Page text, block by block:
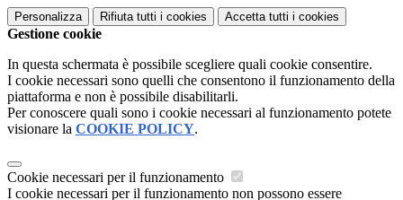
Personalizza Rifiuta tutti i cookies Accetta tutti i cookies
Gestione cookie
In questa schermata è possibile scegliere quali cookie consentire.
I cookie necessari sono quelli che consentono il funzionamento della
piattaforma e non è possibile disabilitarli.
Per conoscere quali sono i cookie necessari al funzionamento potete
visionare la COOKIE POLICY.
Cookie necessari per il funzionamento
I cookie necessari per il funzionamento non possono essere